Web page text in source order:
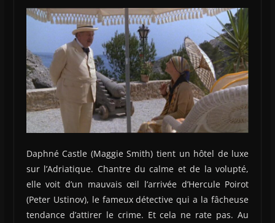
Daphné Castle (Maggie Smith) tient un hôtel de luxe
sur l’Adriatique. Chantre du calme et de la volupté,
elle voit d’un mauvais œil l’arrivée d’Hercule Poirot
(Peter Ustinov), le fameux détective qui a la fâcheuse
tendance d’attirer le crime. Et cela ne rate pas. Au